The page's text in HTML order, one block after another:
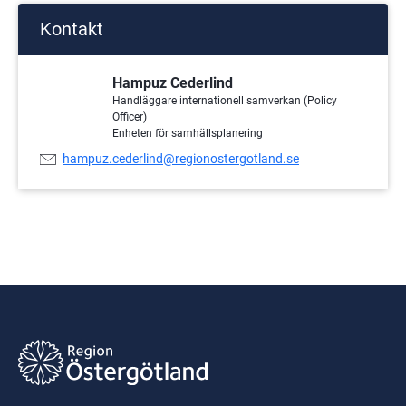
Kontakt
Hampuz Cederlind
Handläggare internationell samverkan (Policy
Officer)
Enheten för samhällsplanering
E-
hampuz.cederlind@regionostergotland.se